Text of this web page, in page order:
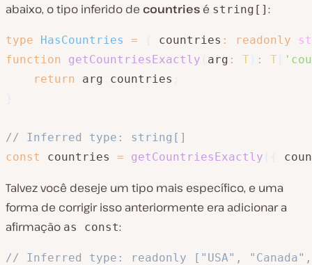
abaixo, o tipo inferido de countries é string[] :
type HasCountries = countries : readonly
function
getCountriesExactly arg : T : T
return arg countries
// Inferred type: string[]
const
countries = getCountriesExactly
Talvez você deseje um tipo mais específico, e uma
forma de corrigir isso anteriormente era adicionar a
afirmação as const:
// Inferred type: readonly ["USA",